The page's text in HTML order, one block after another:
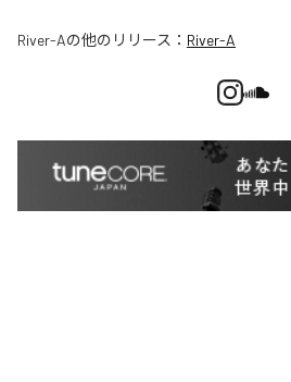
River-Aの他のリリース： River-A